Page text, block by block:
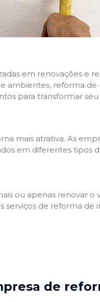
em renovações e
reforma
para transformar
mais atrativa. As
em diferentes
ou apenas renovar
serviços de reforma
de